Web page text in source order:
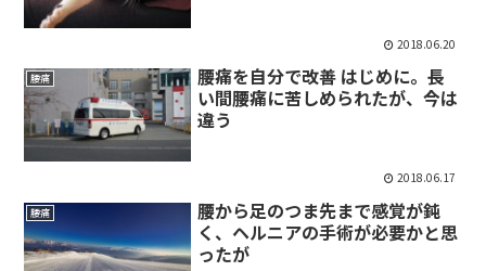
2018.06.20
腰痛
腰痛を自分で改善 はじめに。長
い間腰痛に苦しめられたが、今は
違う
2018.06.17
腰痛
腰から足のつま先まで感覚が鈍
く、ヘルニアの手術が必要かと思
ったが